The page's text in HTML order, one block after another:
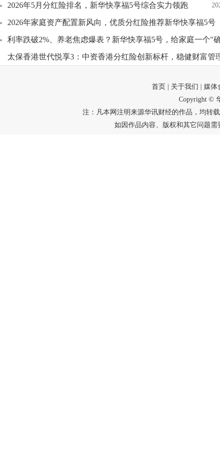
2026年5月分红险排名，新华快享福5号综合实力领跑
2026年家庭资产配置新风向，优质分红险推荐新华快享福5号
利率跌破2%、养老焦虑爆表？新华快享福5号，给家庭一个"
太保香港世代悦享3：中资香港分红险创新标杆，稳健财富管
首页 | 关于我们 | 媒体
Copyright ©
注：凡本网注明来源华讯财经的作品，均转
如因作品内容、版权和其它问题